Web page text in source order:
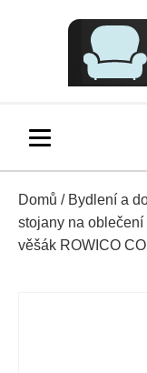
Domů / Bydlení a
stojany na oblečení
věšák ROWICO